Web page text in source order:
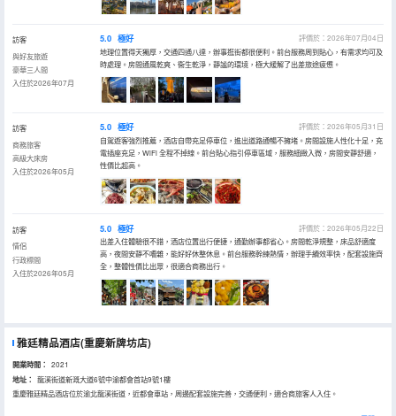
訪客
與好友旅遊
豪華三人間
入住於2026年07月
5.0 極好
評價於：2026年07月04日
地理位置得天獨厚，交通四通八達，辦事逛街都很便利。前台服務周到貼心，有需求均可及
時處理。房間通風乾爽、衞生乾淨，靜謐的環境，極大緩解了出差旅途疲憊。
訪客
商務旅客
高級大床房
入住於2026年05月
5.0 極好
評價於：2026年05月31日
自駕遊客強烈推薦，酒店自帶充足停車位，進出道路通暢不擁堵。房間設施人性化十足，充
電插座充足，WiFi 全程不掉線。前台貼心指引停車區域，服務細緻入微，房間安靜舒適，
性價比超高。
訪客
情侶
行政標間
入住於2026年05月
5.0 極好
評價於：2026年05月22日
出差入住體驗很不錯，酒店位置出行便捷，通勤辦事都省心。房間乾淨規整，床品舒適度
高，夜間安靜不嘈雜，能好好休整休息。前台服務幹練熱情，辦理手續效率快，配套設施齊
全，整體性價比出眾，很適合商務出行。
雅廷精品酒店(重慶新牌坊店)
開業時間： 2021
地址：
龍溪街道新溉大道6號中渝都會首站9號1樓
重慶雅廷精品酒店位於渝北龍溪街道，近都會車站，周邊配套設施完善，交通便利，適合商旅客人入住。